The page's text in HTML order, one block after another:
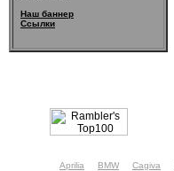
Наш баннер
Ссылки
Aprilia BMW Cagiva